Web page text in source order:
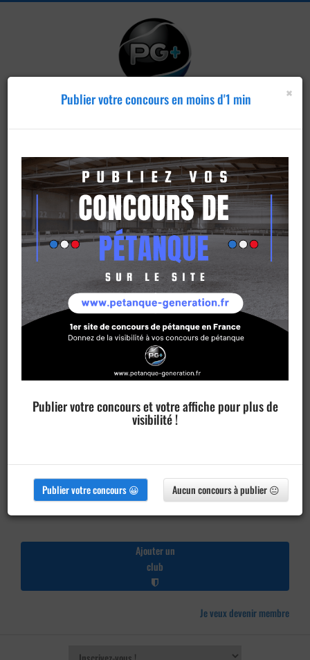
Publier un
concours
Ajouter un
club
Je veux devenir membre
×
Publier votre concours en moins d'1 min
Publier votre concours et votre affiche pour plus de
visibilité !
Publier votre concours 😀 Aucun concours à publier 😐